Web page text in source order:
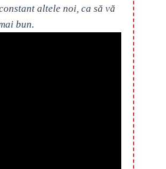
altele noi, ca să vă
bun.